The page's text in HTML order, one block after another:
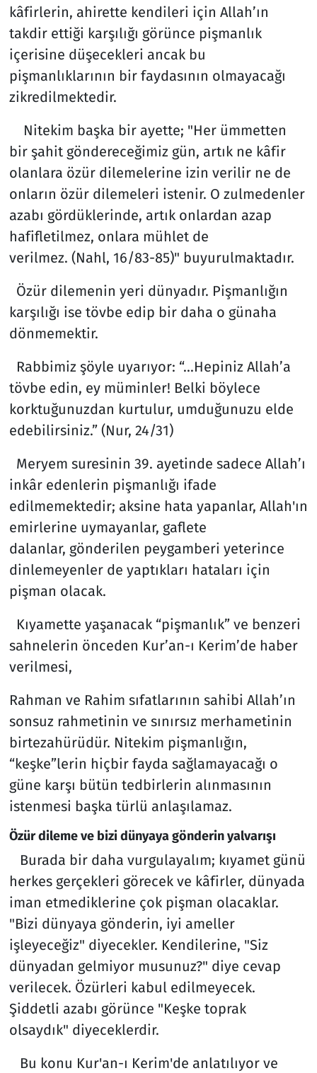
kâfirlerin, ahirette kendileri için Allah’ın
takdir ettiği karşılığı görünce pişmanlık
içerisine düşecekleri ancak bu
pişmanlıklarının bir faydasının olmayacağı
zikredilmektedir.
Nitekim başka bir ayette; "Her ümmetten
bir şahit göndereceğimiz gün, artık ne kâfir
olanlara özür dilemelerine izin verilir ne de
onların özür dilemeleri istenir. O zulmedenler
azabı gördüklerinde, artık onlardan azap
hafifletilmez, onlara mühlet de
verilmez. (Nahl, 16/83-85)" buyurulmaktadır.
Özür dilemenin yeri dünyadır. Pişmanlığın
karşılığı ise tövbe edip bir daha o günaha
dönmemektir.
Rabbimiz şöyle uyarıyor: “...Hepiniz Allah’a
tövbe edin, ey müminler! Belki böylece
korktuğunuzdan kurtulur, umduğunuzu elde
edebilirsiniz.” (Nur, 24/31)
Meryem suresinin 39. ayetinde sadece Allah’ı
inkâr edenlerin pişmanlığı ifade
edilmemektedir; aksine hata yapanlar, Allah'ın
emirlerine uymayanlar, gaflete
dalanlar, gönderilen peygamberi yeterince
dinlemeyenler de yaptıkları hataları için
pişman olacak.
Kıyamette yaşanacak “pişmanlık” ve benzeri
sahnelerin önceden Kur’an-ı Kerim’de haber
verilmesi,
Rahman ve Rahim sıfatlarının sahibi Allah’ın
sonsuz rahmetinin ve sınırsız merhametinin
birtezahürüdür. Nitekim pişmanlığın,
“keşke”lerin hiçbir fayda sağlamayacağı o
güne karşı bütün tedbirlerin alınmasının
istenmesi başka türlü anlaşılamaz.
Özür dileme ve bizi dünyaya gönderin yalvarışı
Burada bir daha vurgulayalım; kıyamet günü
herkes gerçekleri görecek ve kâfirler, dünyada
iman etmediklerine çok pişman olacaklar.
"Bizi dünyaya gönderin, iyi ameller
işleyeceğiz" diyecekler. Kendilerine, "Siz
dünyadan gelmiyor musunuz?" diye cevap
verilecek. Özürleri kabul edilmeyecek.
Şiddetli azabı görünce "Keşke toprak
olsaydık" diyeceklerdir.
Bu konu Kur'an-ı Kerim'de anlatılıyor ve